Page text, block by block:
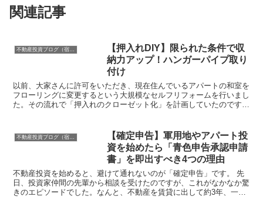
関連記事
【押入れDIY】限られた条件で収
納力アップ！ハンガーパイプ取り
付け
以前、大家さんに許可をいただき、現在住んでいるアパートの和室を
フローリングに変更するという大規模なセルフリフォームを行いまし
た。その流れで「押入れのクローゼット化」を計画していたのです
不動産投資ブログ（宿運営者コラム）
【確定申告】軍用地やアパート投
資を始めたら「青色申告承認申請
書」を即出すべき4つの理由
不動産投資を始めると、避けて通れないのが「確定申告」です。 先
日、投資家仲間の先輩から相談を受けたのですが、これがなかなか驚
きのエピソードでした。なんと、不動産を賃貸に出して約3年、一度